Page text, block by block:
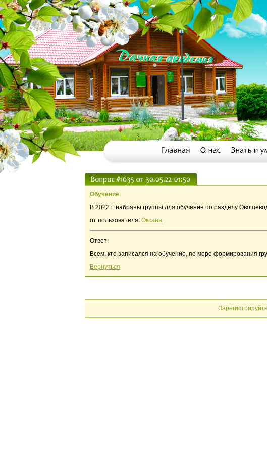
Обучение
В 2022 г. набраны группы для обучения по разделу
от пользователя: Оксана
Ответ:
Всем, кто записался на обучение, по мере формирования
Вернуться